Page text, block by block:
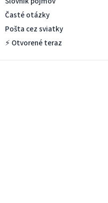
Časté otázky
Pošta cez sviatky
⚡ Otvorené teraz